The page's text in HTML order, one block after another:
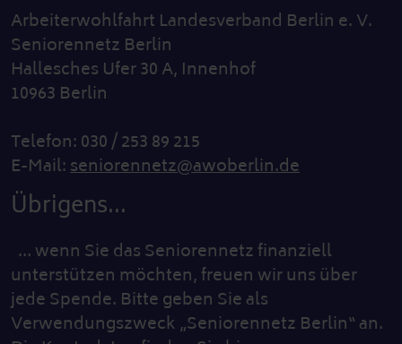
Arbeiterwohlfahrt Landesverband Berlin e. V.
Seniorennetz Berlin
Hallesches Ufer 30 A, Innenhof
10963 Berlin
Telefon: 030 / 253 89 215
E-Mail:seniorennetz@awoberlin.de
Übrigens...
… wenn Sie das Seniorennetz finanziell
unterstützen möchten, freuen wir uns über
jede Spende. Bitte geben Sie als
Verwendungszweck „Seniorennetz Berlin“ an.